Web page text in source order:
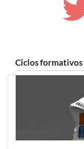
Ciclos formativos